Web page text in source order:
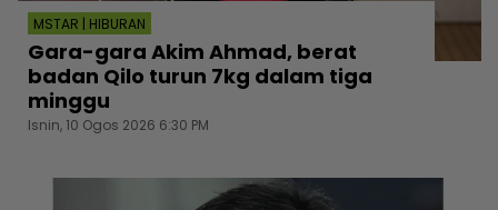
MSTAR | HIBURAN
Gara-gara Akim Ahmad, berat
badan Qilo turun 7kg dalam tiga
minggu
Isnin, 10 Ogos 2026 6:30 PM